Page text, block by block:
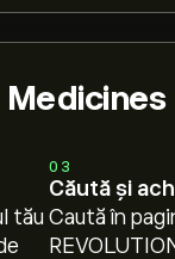
tău
03
Căută și
Caută în